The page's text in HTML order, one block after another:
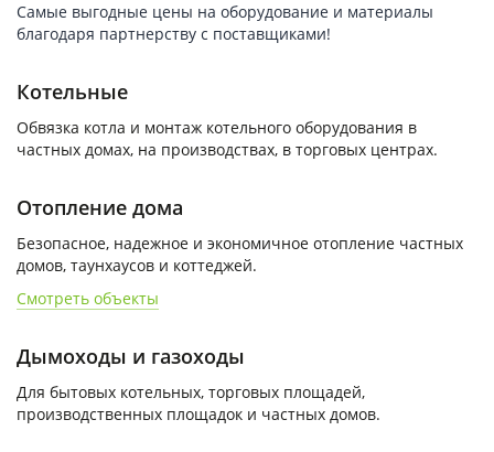
Самые выгодные цены на оборудование и материалы
благодаря партнерству с поставщиками!
Котельные
Обвязка котла и монтаж котельного оборудования в
частных домах, на производствах, в торговых центрах.
Отопление дома
Безопасное, надежное и экономичное отопление частных
домов, таунхаусов и коттеджей.
Смотреть объекты
Дымоходы и газоходы
Для бытовых котельных, торговых площадей,
производственных площадок и частных домов.